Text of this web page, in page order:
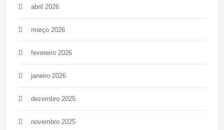
abril 2026
março 2026
fevereiro 2026
janeiro 2026
dezembro 2025
novembro 2025